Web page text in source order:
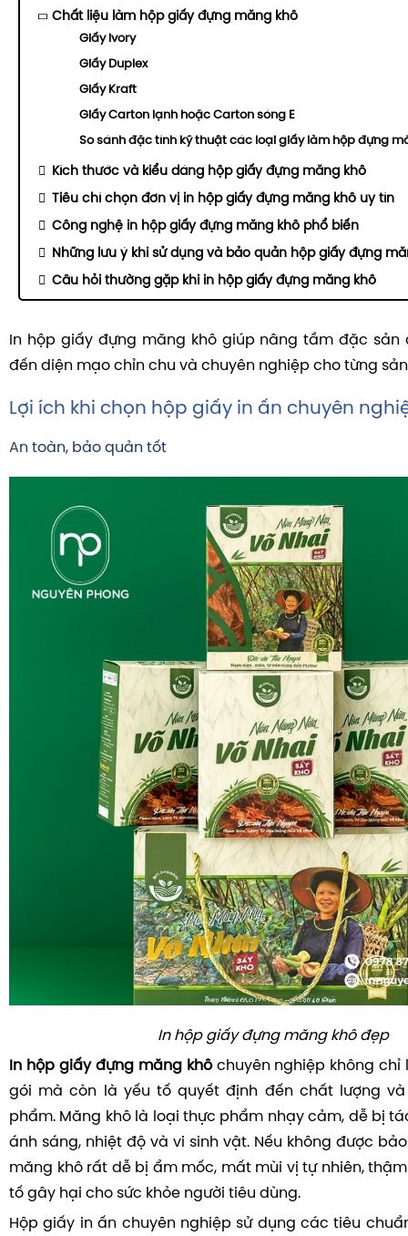
Chất liệu làm hộp giấy đựng măng khô
Giấy Ivory
Giấy Duplex
Giấy Kraft
Giấy Carton lạnh hoặc Carton sóng E
So sánh đặc tính kỹ thuật các loại giấy làm hộp đựng
Kích thước và kiểu dáng hộp giấy đựng măng khô
Tiêu chí chọn đơn vị in hộp giấy đựng măng khô uy tín
Công nghệ in hộp giấy đựng măng khô phổ biến
Những lưu ý khi sử dụng và bảo quản hộp giấy đựng
Câu hỏi thường gặp khi in hộp giấy đựng măng khô
In hộp giấy đựng măng khô giúp nâng tầm đặc sản
đến diện mạo chỉn chu và chuyên nghiệp cho từng
Lợi ích khi chọn hộp giấy in ấn chuyên
An toàn, bảo quản tốt
In hộp giấy đựng măng khô đẹp
In hộp giấy đựng măng khôchuyên nghiệp không chỉ
gói mà còn là yếu tố quyết định đến chất lượng
phẩm. Măng khô là loại thực phẩm nhạy cảm, dễ bị
ánh sáng, nhiệt độ và vi sinh vật. Nếu không được
măng khô rất dễ bị ẩm mốc, mất mùi vị tự nhiên,
tố gây hại cho sức khỏe người tiêu dùng.
Hộp giấy in ấn chuyên nghiệp sử dụng các tiêu